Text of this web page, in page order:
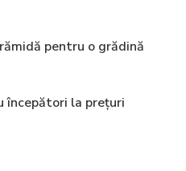
pentru o grădină
începători la prețuri